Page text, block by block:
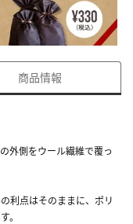
商品情報
外側をウール繊維で覆っ
利点はそのままに、ポリ
。